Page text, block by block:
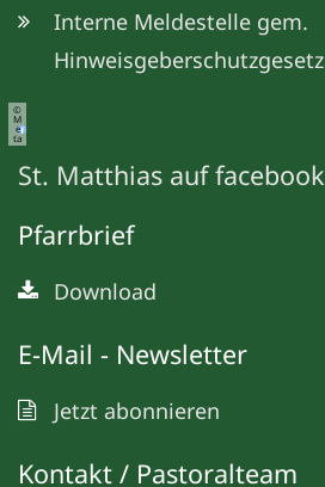
Interne Meldestelle gem.
Hinweisgeberschutzgesetz
©
M
e
ta
St. Matthias auf facebook
Pfarrbrief
Download
E-Mail - Newsletter
Jetzt abonnieren
Kontakt / Pastoralteam